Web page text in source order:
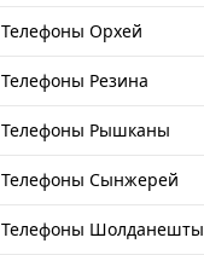
Телефоны Орхей
Телефоны Резина
Телефоны Рышканы
Телефоны Сынжерей
Телефоны Шолданешты